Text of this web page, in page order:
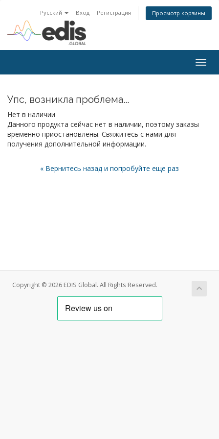
Русский Вход Регистрация Просмотр корзины
Упс, возникла проблема...
Нет в наличии
Данного продукта сейчас нет в наличии, поэтому заказы
временно приостановлены. Свяжитесь с нами для
получения дополнительной информации.
« Вернитесь назад и попробуйте еще раз
Copyright © 2026 EDIS Global. All Rights Reserved.